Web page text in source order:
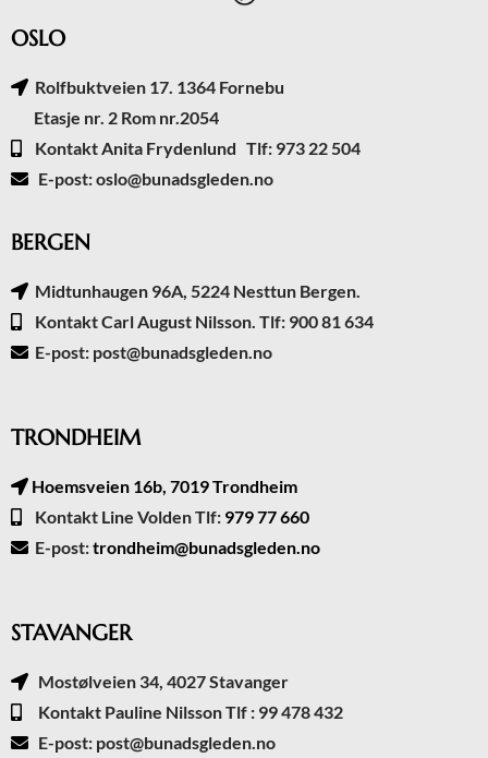
OSLO
Rolfbuktveien 17. 1364 Fornebu
Etasje nr. 2 Rom nr.2054
Kontakt Anita Frydenlund Tlf: 973 22 504
E-post: oslo@bunadsgleden.no
BERGEN
Midtunhaugen 96A, 5224 Nesttun Bergen.
Kontakt Carl August Nilsson. Tlf: 900 81 634
E-post: post@bunadsgleden.no
TRONDHEIM
Hoemsveien 16b, 7019 Trondheim
Kontakt Line Volden Tlf: 979 77 660
E-post:trondheim@bunadsgleden.no
STAVANGER
Mostølveien 34, 4027 Stavanger
Kontakt Pauline Nilsson Tlf : 99 478 432
E-post: post@bunadsgleden.no